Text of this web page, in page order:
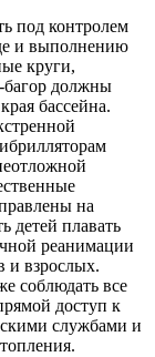
под контролем
и выполнению
круги,
багор должны
бассейна.
на
детей плавать
реанимации
и взрослых.
соблюдать все
доступ к
службами и